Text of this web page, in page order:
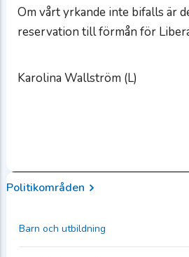
Om vårt yrkande inte bifalls är
reservation till förmån för
Karolina Wallström (L)
Politikområden
Barn och utbildning